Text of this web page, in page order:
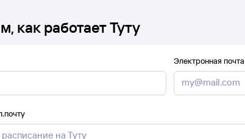
как работает Туту
Электронная почта